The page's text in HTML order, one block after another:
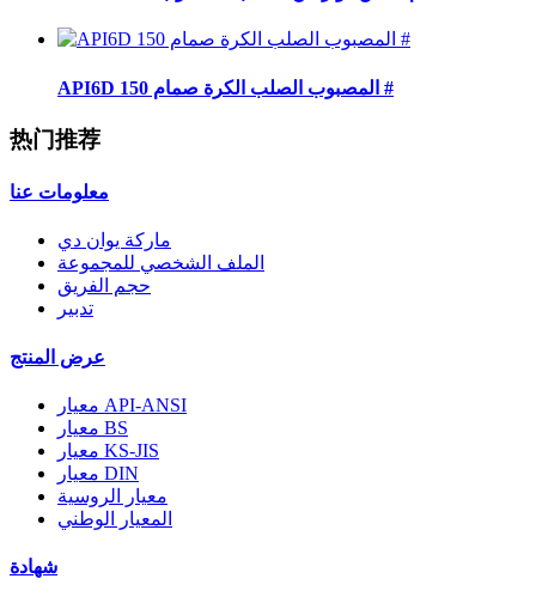
API6D المصبوب الصلب الكرة صمام 150 #
热门推荐
معلومات عنا
ماركة يوان دي
الملف الشخصي للمجموعة
حجم الفريق
تدبير
عرض المنتج
معيار API-ANSI
معيار BS
معيار KS-JIS
معيار DIN
معيار الروسية
المعيار الوطني
شهادة